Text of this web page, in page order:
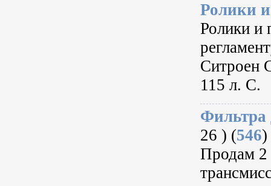
Ролики
Ролики и
Ситроен
115 л. С.
Фильтра
26 ) (546)
Продам 2